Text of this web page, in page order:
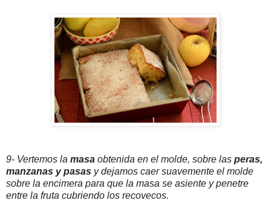
9- Vertemos la masa obtenida en el molde, sobre las peras,
manzanas y pasas y dejamos caer suavemente el molde
sobre la encimera para que la masa se asiente y penetre
entre la fruta cubriendo los recovecos.